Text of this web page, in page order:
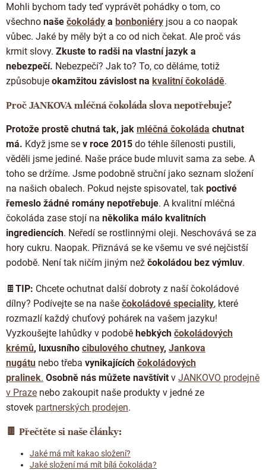
Mohli bychom tady teď vyprávět pohádky o tom, co
všechno naše čokolády a bonboniéry jsou a co naopak
vůbec. Jaké by měly být a co od nich čekat. Ale proč vás
krmit slovy. Zkuste to radši na vlastní jazyk a
nebezpečí. Nebezpečí? Jak to? To, co děláme, totiž
způsobuje okamžitou závislost na kvalitní čokoládě.
Proč JANKOVA mléčná čokoláda slova nepotřebuje?
Protože prostě chutná tak, jak mléčná čokoláda chutnat
má. Když jsme se v roce 2015 do téhle šílenosti pustili,
věděli jsme jediné. Naše práce bude mluvit sama za sebe. A
toho se držíme. Jsme podobně struční jako seznam složení
na našich obalech. Pokud nejste spisovatel, tak poctivé
řemeslo žádné romány nepotřebuje. A kvalitní mléčná
čokoláda zase stojí na několika málo kvalitních
ingrediencích. Neředí se rostlinnými oleji. Neschovává se za
hory cukru. Naopak. Přiznává se ke všemu ve své nejčistší
podobě. Není tak ničím jiným než čokoládou bez výmluv.
🍫 TIP: Chcete ochutnat další dobroty z naší čokoládové
dílny? Podívejte se na naše čokoládové speciality, které
rozmazlí každý chuťový pohárek na vašem jazyku!
Vyzkoušejte lahůdky v podobě hebkých čokoládových
krémů, luxusního cibulového chutney, Jankova
nugátu nebo třeba vynikajících čokoládových
pralinek. Osobně nás můžete navštívit v JANKOVO prodejně
v Praze nebo zakoupit naše produkty v jedné ze
stovek partnerských prodejen.
🍫 Přečtěte si naše články:
Jaké má mít kakao složení?
Jaké složení má mít bílá čokoláda?